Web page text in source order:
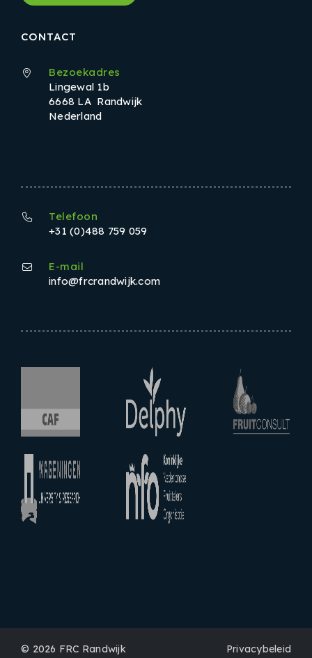
CONTACT
Bezoekadres
Lingewal 1b
6668 LA Randwijk
Nederland
Telefoon
+31 (0)488 759 059
E-mail
info@frcrandwijk.com
© 2026 FRC Randwijk Privacybeleid